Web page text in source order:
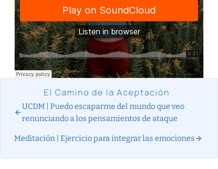
El Camino de la Aceptación
UCDM | Puedo escaparme del mundo que veo
renunciando a los pensamientos de ataque
Meditación | Ejercicio para integrar las emociones